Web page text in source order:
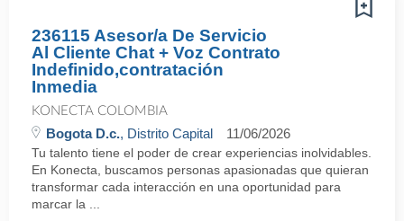
236115 Asesor/a De Servicio
Al Cliente Chat + Voz Contrato
Indefinido,contratación
Inmedia
KONECTA COLOMBIA
Bogota D.c., Distrito Capital 11/06/2026
Tu talento tiene el poder de crear experiencias inolvidables.
En Konecta, buscamos personas apasionadas que quieran
transformar cada interacción en una oportunidad para
marcar la ...